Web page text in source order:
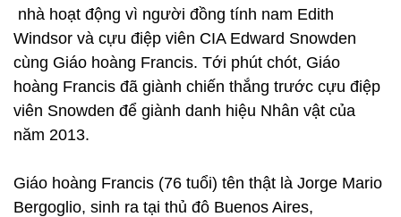
nhà hoạt động vì người đồng tính nam Edith
Windsor và cựu điệp viên CIA Edward Snowden
cùng Giáo hoàng Francis. Tới phút chót, Giáo
hoàng Francis đã giành chiến thắng trước cựu điệp
viên Snowden để giành danh hiệu Nhân vật của
năm 2013.
Giáo hoàng Francis (76 tuổi) tên thật là Jorge Mario
Bergoglio, sinh ra tại thủ đô Buenos Aires,